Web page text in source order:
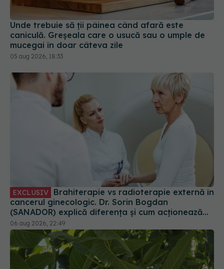
Unde trebuie să ții pâinea când afară este
caniculă. Greșeala care o usucă sau o umple de
mucegai în doar câteva zile
05 aug 2026, 18:33
cancerul ginecologic. Dr. Sorin Bogdan
(SANADOR) explică diferența și cum acționează
tratamentul
06 aug 2026, 22:49